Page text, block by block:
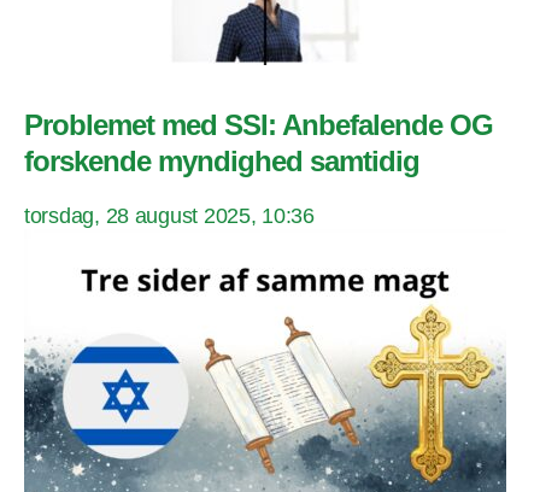
Problemet med SSI: Anbefalende OG
forskende myndighed samtidig
torsdag, 28 august 2025, 10:36